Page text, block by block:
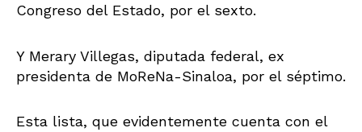
Congreso del Estado, por el sexto.
Y Merary Villegas, diputada federal, ex
presidenta de MoReNa-Sinaloa, por el séptimo.
Esta lista, que evidentemente cuenta con el